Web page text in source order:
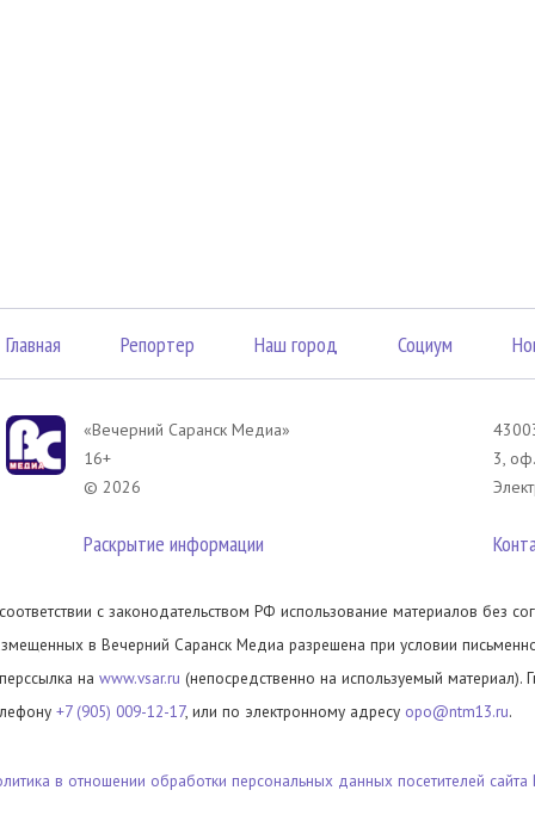
Главная Репортер Наш город Социум
«Вечерний Саранск Mедиа»
16+
© 2026
Раскрытие информации
3,
с законодательством РФ использование материалов без
в Вечерний Саранск Медиа разрешена при условии
на www.vsar.ru (непосредственно на используемый материал).
+7 (905) 009-12-17, или по электронному адресу opo@ntm13.ru.
в отношении обработки персональных данных посетителей